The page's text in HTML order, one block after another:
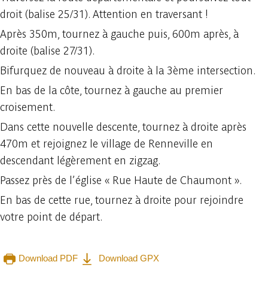
droit (balise 25/31). Attention en traversant !
Après 350m, tournez à gauche puis, 600m après, à
droite (balise 27/31).
Bifurquez de nouveau à droite à la 3ème intersection.
En bas de la côte, tournez à gauche au premier
croisement.
Dans cette nouvelle descente, tournez à droite après
470m et rejoignez le village de Renneville en
descendant légèrement en zigzag.
Passez près de l’église « Rue Haute de Chaumont ».
En bas de cette rue, tournez à droite pour rejoindre
votre point de départ.
Download PDF
Download GPX